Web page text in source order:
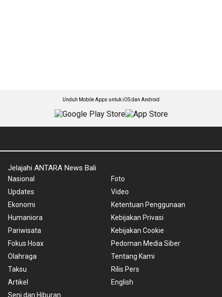
Unduh Mobile Apps untuk iOS dan Android
Jelajahi ANTARA News Bali
Nasional
Updates
Ekonomi
Humaniora
Pariwisata
Fokus Hoax
Olahraga
Taksu
Artikel
Seni dan Hiburan
Foto
Video
Ketentuan Penggunaan
Kebijakan Privasi
Kebijakan Cookie
Pedoman Media Siber
Tentang Kami
Rilis Pers
English